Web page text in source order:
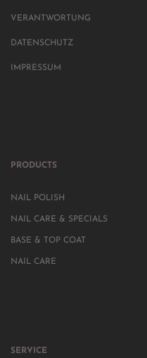
VERANTWORTUNG
DATENSCHUTZ
IMPRESSUM
PRODUCTS
NAIL POLISH
NAIL CARE & SPECIALS
BASE & TOP COAT
NAIL CARE
SERVICE